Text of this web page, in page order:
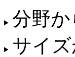
分野
サイ